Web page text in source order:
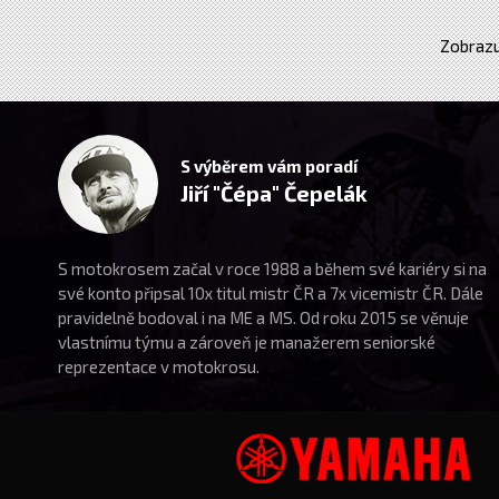
S výběrem vám poradí
Jiří "Čépa" Čepelák
S motokrosem začal v roce 1988 a během své kariéry si na
své konto připsal 10x titul mistr ČR a 7x vicemistr ČR. Dále
pravidelně bodoval i na ME a MS. Od roku 2015 se věnuje
vlastnímu týmu a zároveň je manažerem seniorské
reprezentace v motokrosu.